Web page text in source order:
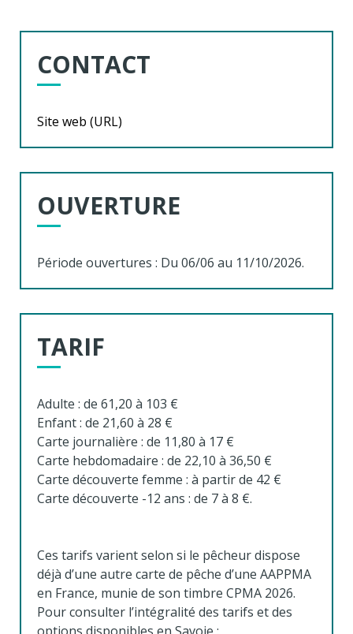
CONTACT
Site web (URL)
OUVERTURE
Période ouvertures : Du 06/06 au 11/10/2026.
TARIF
Adulte : de 61,20 à 103 €
Enfant : de 21,60 à 28 €
Carte journalière : de 11,80 à 17 €
Carte hebdomadaire : de 22,10 à 36,50 €
Carte découverte femme : à partir de 42 €
Carte découverte -12 ans : de 7 à 8 €.
Ces tarifs varient selon si le pêcheur dispose
déjà d’une autre carte de pêche d’une AAPPMA
en France, munie de son timbre CPMA 2026.
Pour consulter l’intégralité des tarifs et des